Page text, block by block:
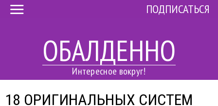
ОБАЛДЕННО
Интересное вокруг!
ПОДПИСАТЬСЯ
18 ОРИГИНАЛЬНЫХ СИСТЕМ